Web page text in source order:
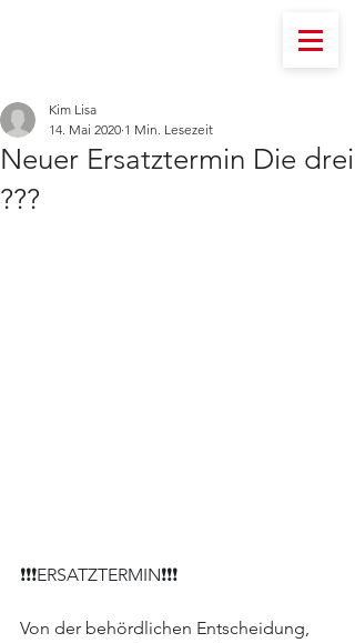
Neuer Ersatztermin Die drei
???
Kim Lisa
14. Mai 2020 1 Min. Lesezeit
❗️❗️❗️ERSATZTERMIN❗️❗️❗️
Von der behördlichen Entscheidung,